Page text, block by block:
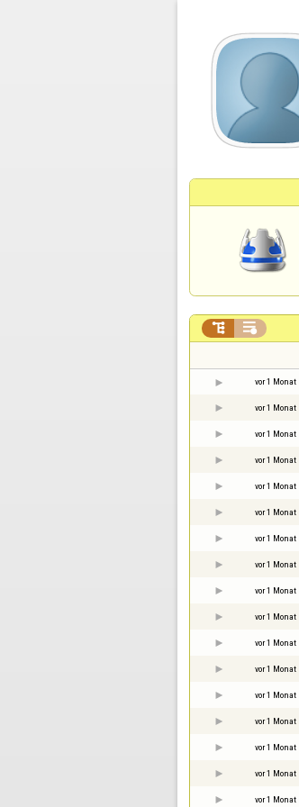
 
vor 1 Monat
vor 1 Monat
vor 1 Monat
vor 1 Monat
vor 1 Monat
vor 1 Monat
vor 1 Monat
vor 1 Monat
vor 1 Monat
vor 1 Monat
vor 1 Monat
vor 1 Monat
vor 1 Monat
vor 1 Monat
vor 1 Monat
vor 1 Monat
vor 1 Monat